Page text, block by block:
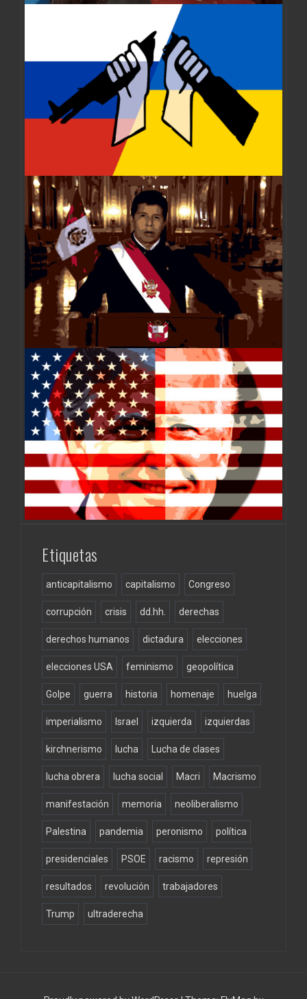
Etiquetas
anticapitalismo capitalismo Congreso
corrupción crisis dd.hh. derechas
derechos humanos dictadura elecciones
elecciones USA feminismo geopolítica
Golpe guerra historia homenaje huelga
imperialismo Israel izquierda izquierdas
kirchnerismo lucha Lucha de clases
lucha obrera lucha social Macri Macrismo
manifestación memoria neoliberalismo
Palestina pandemia peronismo política
presidenciales PSOE racismo represión
resultados revolución trabajadores
Trump ultraderecha